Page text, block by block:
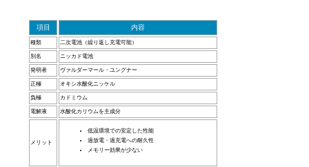
項目 内容
種類 二次電池（繰り返し充電可能）
別名 ニッカド電池
発明者 ヴァルダーマール・ユングナー
正極 オキシ水酸化ニッケル
負極 カドミウム
電解液 水酸化カリウムを主成分
メリット
低温環境での安定した性能
過放電・過充電への耐久性
メモリー効果が少ない